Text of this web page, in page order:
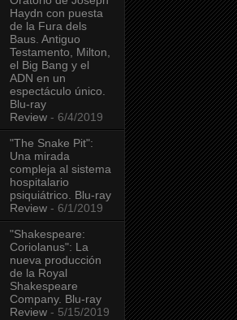
Haydn con puesta
de la Fura dels
Baus. Antiguo
Testamento, Milton,
el Big Bang y el
ADN en un
espectáculo único.
Blu-ray
Review - 6/4/2019
"The Snake Pit":
Una mirada
compleja al sistema
hospitalario
psiquiátrico. Blu-ray
Review - 6/1/2019
"Shakespeare:
Coriolanus": La
nueva producción
de la Royal
Shakespeare
Company. Blu-ray
Review - 5/15/2019